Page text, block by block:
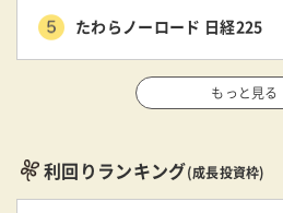
たわらノーロード 日経225
もっと見る
利回りランキング(成長投資枠)